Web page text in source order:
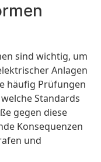
sind wichtig, um
Anlagen
häufig Prüfungen
Standards
gegen diese
Konsequenzen
und